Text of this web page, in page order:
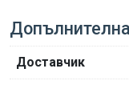
Доставчик